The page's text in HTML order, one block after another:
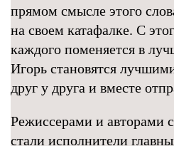
прямом смысле этого
на своем катафалке. С
каждого поменяется в
Игорь становятся
друг у друга и вместе
Режиссерами и авторами
стали исполнители